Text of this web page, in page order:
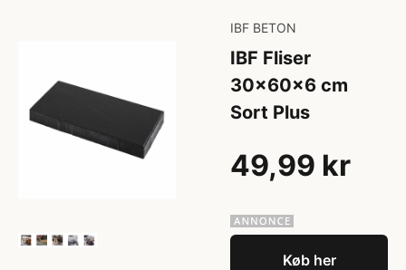
IBF BETON
IBF Fliser
30x60x6 cm
Sort Plus
49,99 kr
Køb her